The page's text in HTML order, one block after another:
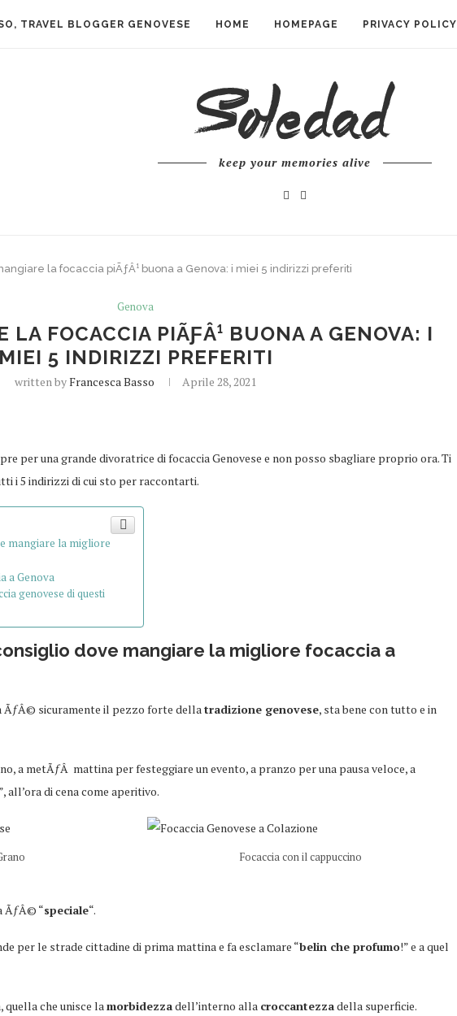
TRAVEL BLOGGER GENOVESE HOME HOMEPAGE PRIVACY POLICY
keep your memories alive
la focaccia piÃƒÂ¹ buona a Genova: i miei 5 indirizzi preferiti
Genova
LA FOCACCIA PIÃƑÂ¹ BUONA A GENOVA: I
MIEI 5 INDIRIZZI PREFERITI
written byFrancesca Basso Aprile 28, 2021
per una grande divoratrice di focaccia Genovese e non posso sbagliare proprio ora. Ti
i 5 indirizzi di cui sto per raccontarti.
mangiare la migliore
a Genova
genovese di questi
dove mangiare la migliore focaccia a
ÃƒÂ© sicuramente il pezzo forte dellatradizione genovese, sta bene con tutto e in
a metÃƒÂ mattina per festeggiare un evento, a pranzo per una pausa veloce, a
all’ora di cena come aperitivo.
Focaccia con il cappuccino
ÃƒÂ© “speciale“.
per le strade cittadine di prima mattina e fa esclamare “belin che profumo!” e a quel
che unisce lamorbidezzadell’interno alla croccantezzadella superficie.